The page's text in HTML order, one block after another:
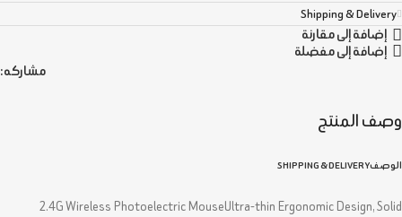
Shipping & Delivery
إضافة إلى مقارنة
إضافة إلى مفضلة
مشاركه:
وصف المنتج
الوصفSHIPPING & DELIVERY
2.4G Wireless Photoelectric MouseUltra-thin Ergonomic Design, Solid